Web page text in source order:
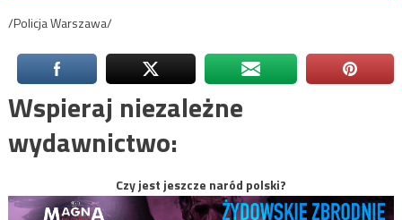
/Policja Warszawa/
Wspieraj niezależne
wydawnictwo:
Czy jest jeszcze naród polski?